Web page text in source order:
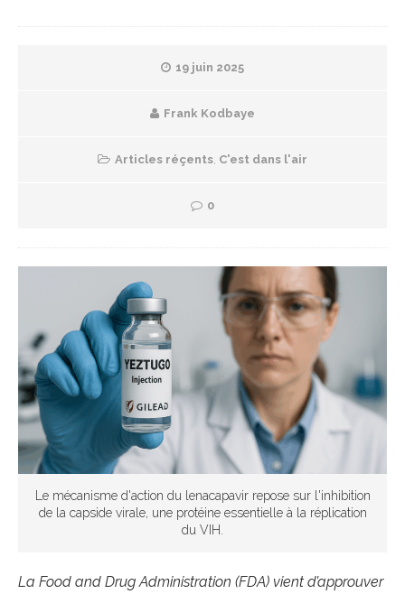
19 juin 2025
Frank Kodbaye
Articles réçents, C'est dans l'air
0
Le mécanisme d'action du lenacapavir repose sur l'inhibition
de la capside virale, une protéine essentielle à la réplication
du VIH.
La Food and Drug Administration (FDA) vient d’approuver